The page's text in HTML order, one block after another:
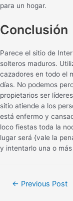
para un hogar.
Conclusión
Parece el sitio de
solteros maduros.
cazadores en todo el
días. No podemos
propietarios ser
sitio atiende a los
está enfermo y
loco fiestas toda la
lugar será {vale la
y intentarlo una o
← Previous Post